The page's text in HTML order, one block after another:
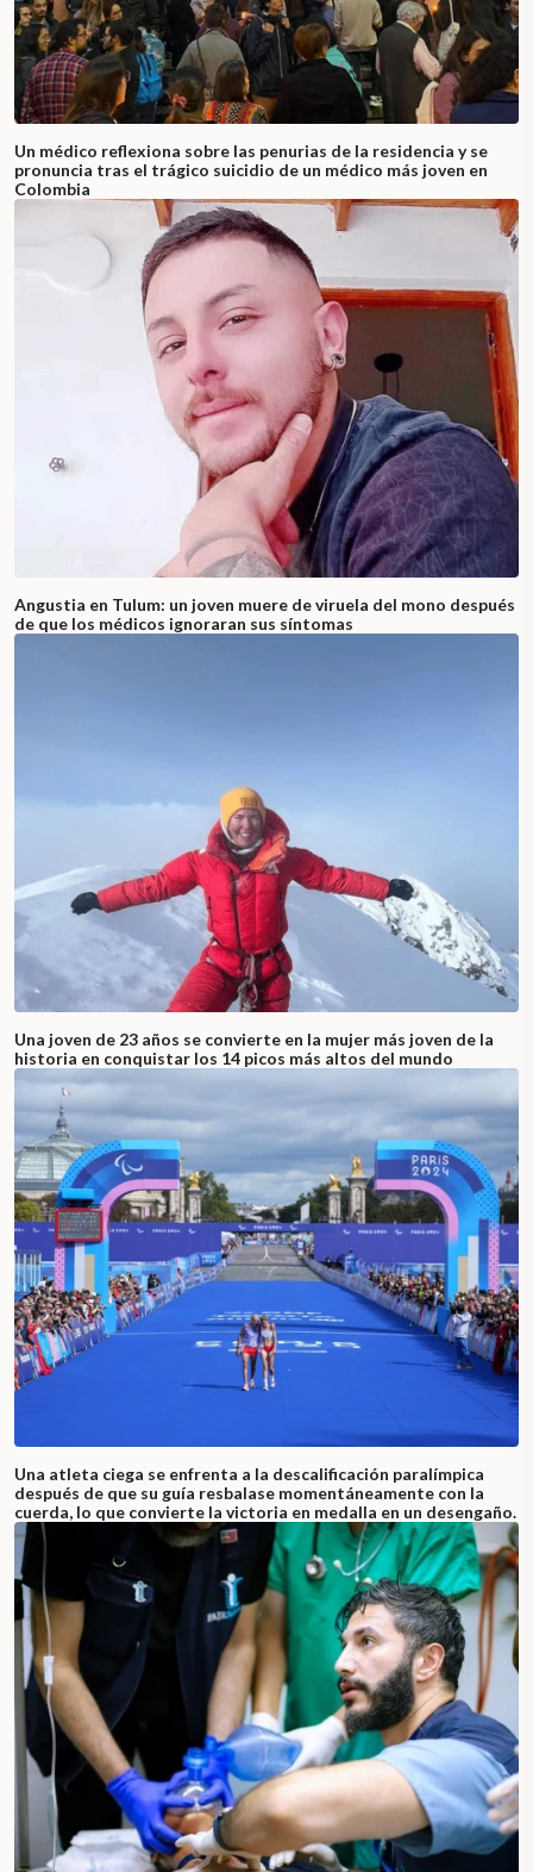
Un médico reflexiona sobre las penurias de la residencia y se
pronuncia tras el trágico suicidio de un médico más joven en
Colombia
Angustia en Tulum: un joven muere de viruela del mono después
de que los médicos ignoraran sus síntomas
Una joven de 23 años se convierte en la mujer más joven de la
historia en conquistar los 14 picos más altos del mundo
Una atleta ciega se enfrenta a la descalificación paralímpica
después de que su guía resbalase momentáneamente con la
cuerda, lo que convierte la victoria en medalla en un desengaño.